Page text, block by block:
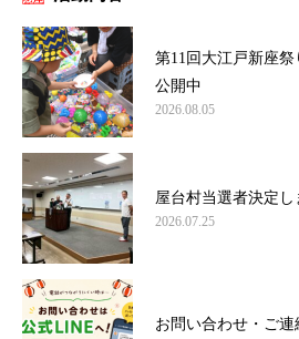
第11回大江戸新座
公開中
2026.08.05
屋台村当選者決定し
2026.07.25
お問い合わせ・ご連